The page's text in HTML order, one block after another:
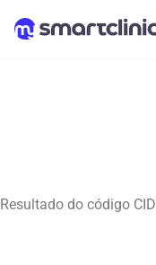
Resultado do código CID